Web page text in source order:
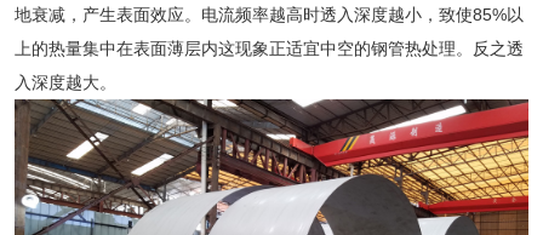
地衰减，产生表面效应。电流频率越高时透入深度越小，致使85%以
上的热量集中在表面薄层内这现象正适宜中空的钢管热处理。反之透
入深度越大。